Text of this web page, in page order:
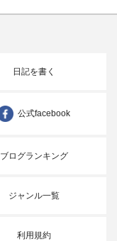
日記を書く
公式facebook
ブログランキング
ジャンル一覧
利用規約